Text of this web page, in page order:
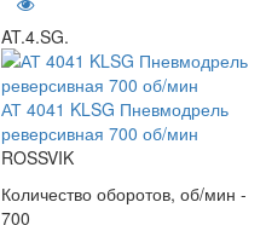
AT.4.SG.
АТ 4041 KLSG Пневмодрель
реверсивная 700 об/мин
ROSSVIK
Количество оборотов, об/мин -
700